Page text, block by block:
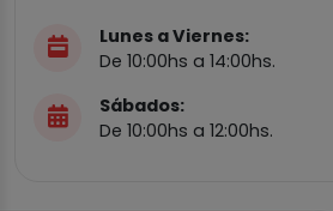
Lunes a Viernes:
De 10:00hs a 14:00hs.
Sábados:
De 10:00hs a 12:00hs.